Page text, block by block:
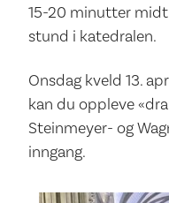
15-20 minutter midt
stund i katedralen.
Onsdag kveld 13.
kan du oppleve
Steinmeyer- og
inngang.